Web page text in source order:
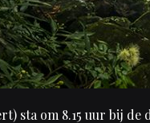
sta om 8.15 uur bij